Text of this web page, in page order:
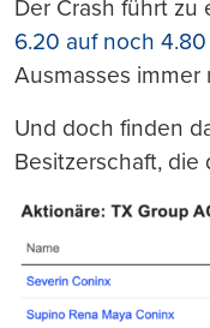
Der Crash führt zu
6.20 auf noch
Ausmasses immer
Und doch finden
Besitzerschaft, die